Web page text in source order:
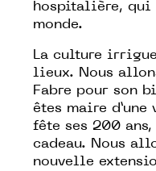
hospitalière, qui
monde.
La culture
lieux. Nous
Fabre pour son
êtes maire
fête ses 200
cadeau. Nous
nouvelle